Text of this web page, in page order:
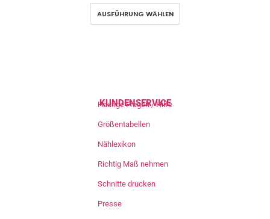
AUSFÜHRUNG WÄHLEN
KUNDENSERVICE
Häufige Fragen / Hilfe
Größentabellen
Nählexikon
Richtig Maß nehmen
Schnitte drucken
Presse